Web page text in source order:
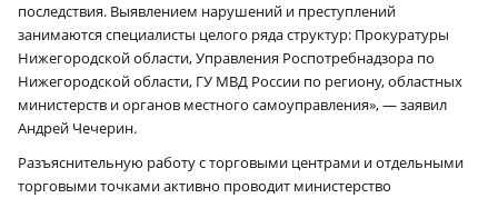
последствия. Выявлением нарушений и преступлений
занимаются специалисты целого ряда структур: Прокуратуры
Нижегородской области, Управления Роспотребнадзора по
Нижегородской области, ГУ МВД России по региону, областных
министерств и органов местного самоуправления», — заявил
Андрей Чечерин.
Разъяснительную работу с торговыми центрами и отдельными
торговыми точками активно проводит министерство